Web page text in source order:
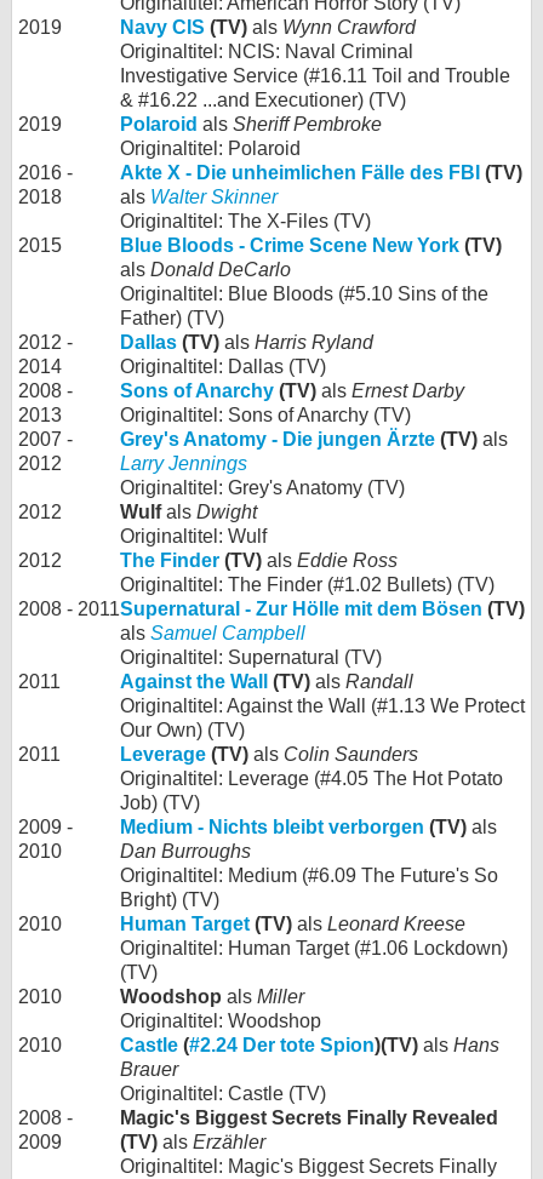
2019
Navy CIS (TV) als Wynn Crawford
Originaltitel: NCIS: Naval Criminal
Investigative Service (#16.11 Toil and Trouble
& #16.22 ...and Executioner) (TV)
2019
Polaroid als Sheriff Pembroke
Originaltitel: Polaroid
2016 -
2018
Akte X - Die unheimlichen Fälle des FBI (TV)
als Walter Skinner
Originaltitel: The X-Files (TV)
2015
Blue Bloods - Crime Scene New York (TV)
als Donald DeCarlo
Originaltitel: Blue Bloods (#5.10 Sins of the
Father) (TV)
2012 -
2014
Dallas (TV) als Harris Ryland
Originaltitel: Dallas (TV)
2008 -
2013
Sons of Anarchy (TV) als Ernest Darby
Originaltitel: Sons of Anarchy (TV)
2007 -
2012
Grey's Anatomy - Die jungen Ärzte (TV) als
Larry Jennings
Originaltitel: Grey's Anatomy (TV)
2012
Wulfals Dwight
Originaltitel: Wulf
2012
The Finder (TV) als Eddie Ross
Originaltitel: The Finder (#1.02 Bullets) (TV)
2008 - 2011Supernatural - Zur Hölle mit dem Bösen (TV)
als Samuel Campbell
Originaltitel: Supernatural (TV)
2011
Against the Wall (TV) als Randall
Originaltitel: Against the Wall (#1.13 We Protect
Our Own) (TV)
2011
Leverage (TV) als Colin Saunders
Originaltitel: Leverage (#4.05 The Hot Potato
Job) (TV)
2009 -
2010
Medium - Nichts bleibt verborgen (TV) als
Dan Burroughs
Originaltitel: Medium (#6.09 The Future's So
Bright) (TV)
2010
Human Target (TV) als Leonard Kreese
Originaltitel: Human Target (#1.06 Lockdown)
(TV)
2010
Woodshop als Miller
Originaltitel: Woodshop
2010
Castle (#2.24 Der tote Spion)(TV) als Hans
Brauer
Originaltitel: Castle (TV)
2008 -
2009
Magic's Biggest Secrets Finally Revealed
(TV) als Erzähler
Originaltitel: Magic's Biggest Secrets Finally